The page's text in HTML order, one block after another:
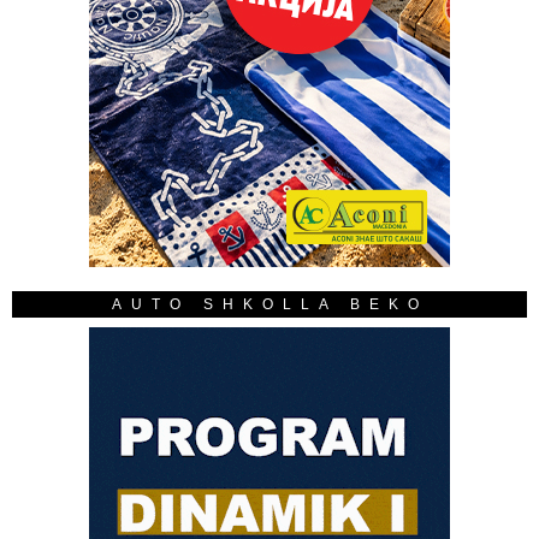
AUTO SHKOLLA BEKO